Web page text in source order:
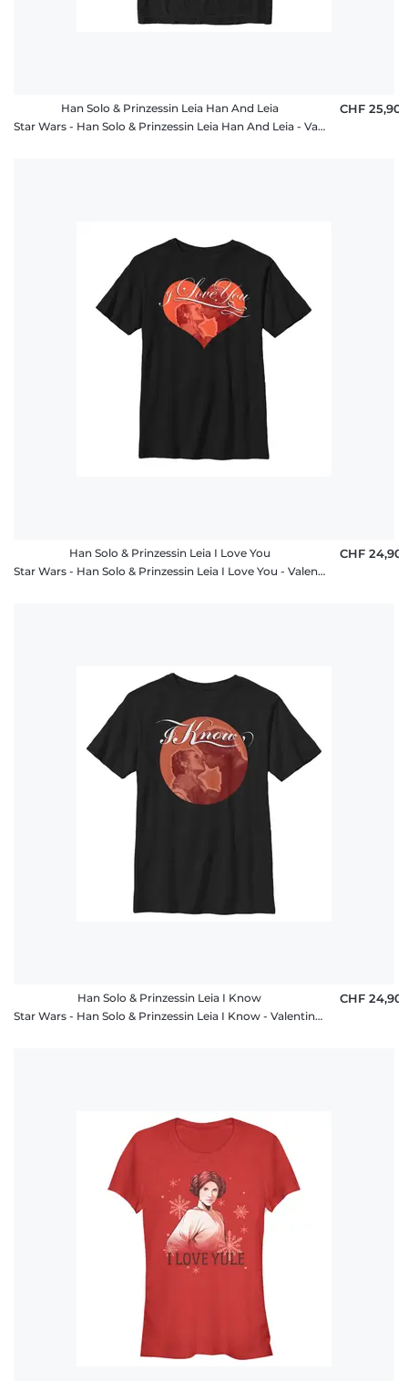
Han Solo & Prinzessin Leia Han And Leia
Star Wars - Han Solo & Prinzessin Leia Han And Leia - Valentinstag - Männer T-Shirt
CHF 25,90
Han Solo & Prinzessin Leia I Love You
Star Wars - Han Solo & Prinzessin Leia I Love You - Valentinstag - Kinder T-Shirt
CHF 24,90
Han Solo & Prinzessin Leia I Know
Star Wars - Han Solo & Prinzessin Leia I Know - Valentinstag - Kinder T-Shirt
CHF 24,90